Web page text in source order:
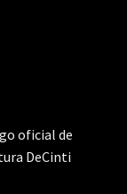
oficial de
DeCinti